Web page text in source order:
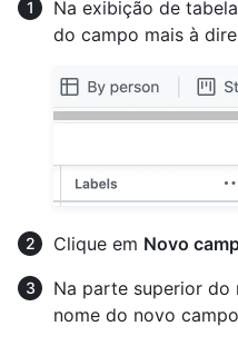
Na exibição de
do campo mais à
Clique em Novo
Na parte superior do
nome do novo